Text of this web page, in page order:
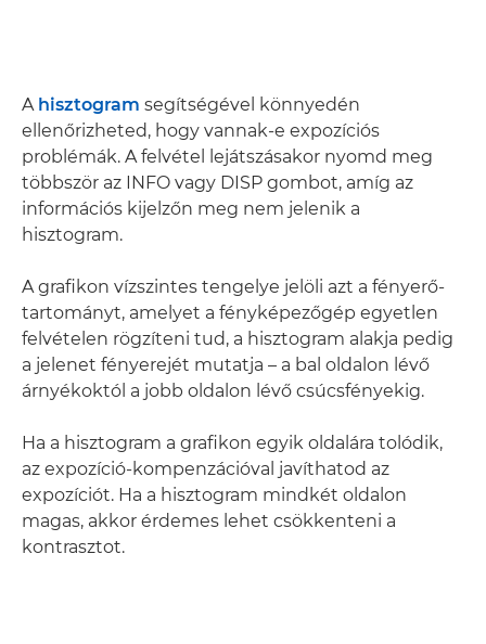
A hisztogram segítségével könnyedén
ellenőrizheted, hogy vannak-e expozíciós
problémák. A felvétel lejátszásakor nyomd meg
többször az INFO vagy DISP gombot, amíg az
információs kijelzőn meg nem jelenik a
hisztogram.
A grafikon vízszintes tengelye jelöli azt a fényerő-
tartományt, amelyet a fényképezőgép egyetlen
felvételen rögzíteni tud, a hisztogram alakja pedig
a jelenet fényerejét mutatja – a bal oldalon lévő
árnyékoktól a jobb oldalon lévő csúcsfényekig.
Ha a hisztogram a grafikon egyik oldalára tolódik,
az expozíció-kompenzációval javíthatod az
expozíciót. Ha a hisztogram mindkét oldalon
magas, akkor érdemes lehet csökkenteni a
kontrasztot.